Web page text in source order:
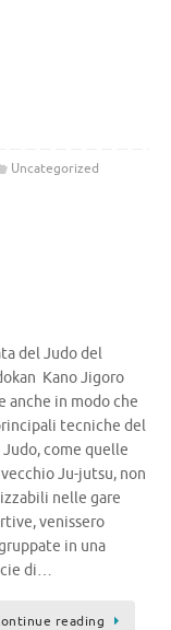
Uncategorized
del Judo del
Kano Jigoro
anche in modo che
tecniche del
Judo, come quelle
Ju-jutsu, non
nelle gare
venis­sero
in una
di…
reading